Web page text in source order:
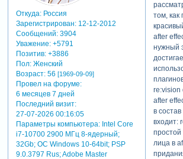
Откуда:Россия
Зарегистрирован: 12-12-2012
Сообщений:3904
Уважение: +5791
Позитив: +3886
Пол:Женский
Возраст:56 [1969-09-09]
Провел на форуме:
6 месяцев 7 дней
Последний визит:
27-07-2026 00:16:05
Параметры компьютера:Intel Core
i7-10700 2900 МГц 8-ядерный;
32Gb; ОС Windows 10-64bit; PSP
9.0.3797 Rus; Adobe Master
том, как
after
нужный
re:vision
after
в
входит:
лица в